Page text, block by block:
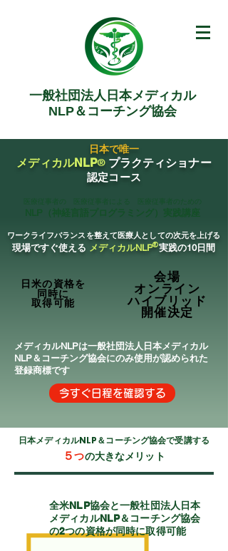
一般社団法人日本メディカル
NLP＆コーチング協会
日本で唯一
メディカルNLP​ プラクティショナー
認定コース
®
NLP（神経言語プログラミング）実践講座
ワークライフバランスを整えて医療人としての次元を上げる
現場ですぐ使える メディカルNLP 実践の10日間
®
日米の資格を
同時に
取得可能
日米の資格を
同時に
取得可能
会場
オンライン
ハイブリッド
開催決定
会場
オンライン
ハイブリッド
開催決定
​メディカルNLPは一般社団法人日本メディカル
NLP＆コーチング協会にのみ使用が認められた
登録商標です
今すぐ日程を確認する
日本メディカルNLP＆コーチング協会で受講する
５つの大きなメリット
全米NLP協会と一般社団法人日本
メディカルNLP＆コーチング協会
の2つの資格が同時に取得可能